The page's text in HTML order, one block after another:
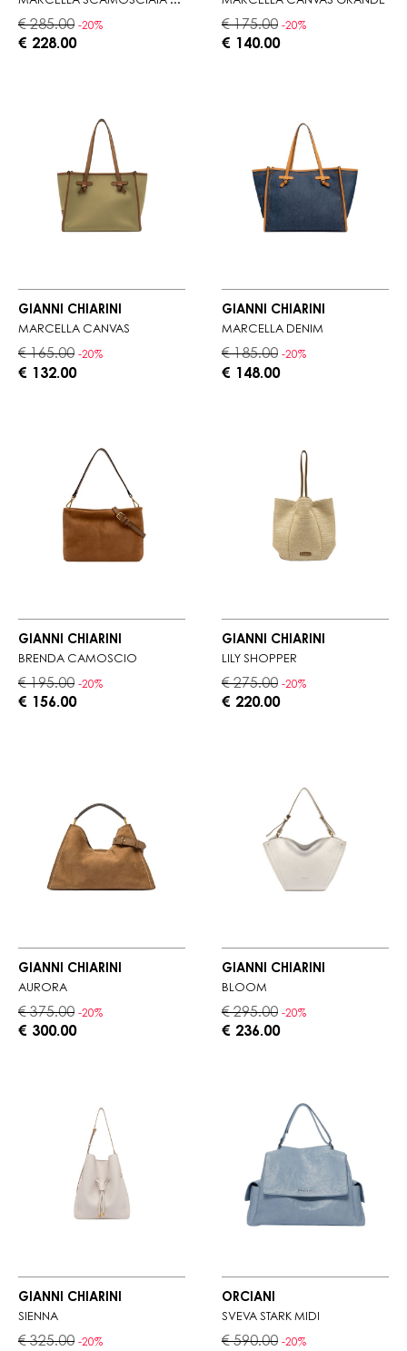
€ 285.00 -20%
€ 228.00
€ 175.00 -20%
€ 140.00
GIANNI CHIARINI
MARCELLA CANVAS
€ 165.00 -20%
€ 132.00
GIANNI CHIARINI
MARCELLA DENIM
€ 185.00 -20%
€ 148.00
GIANNI CHIARINI
BRENDA CAMOSCIO
€ 195.00 -20%
€ 156.00
GIANNI CHIARINI
LILY SHOPPER
€ 275.00 -20%
€ 220.00
GIANNI CHIARINI
AURORA
€ 375.00 -20%
€ 300.00
GIANNI CHIARINI
BLOOM
€ 295.00 -20%
€ 236.00
GIANNI CHIARINI
SIENNA
€ 325.00 -20%
ORCIANI
SVEVA STARK MIDI
€ 590.00 -20%